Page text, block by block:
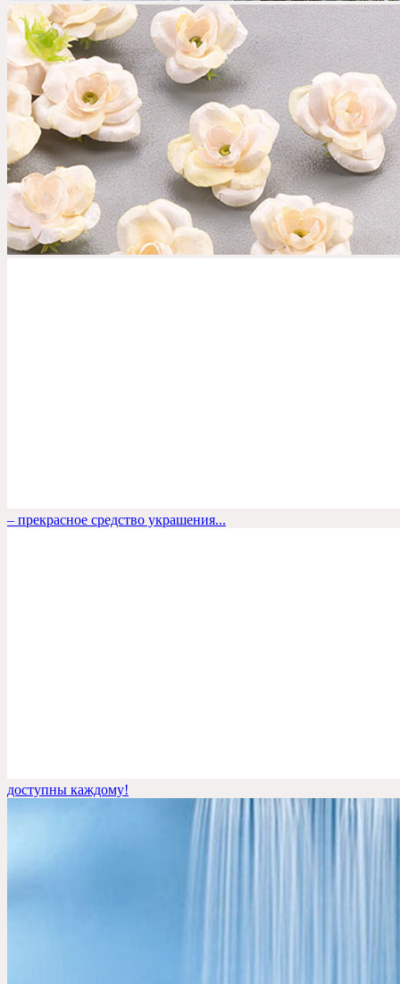
– прекрасное средство украшения...
доступны каждому!